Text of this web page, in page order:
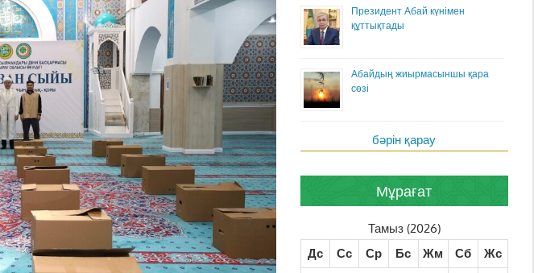
Президент Абай күнімен
құттықтады
Абайдың жиырмасыншы қара
сөзі
бәрін қарау
Мұрағат
Тамыз (2026)
Дс
Сс Ср Бс Жм Сб
Жс